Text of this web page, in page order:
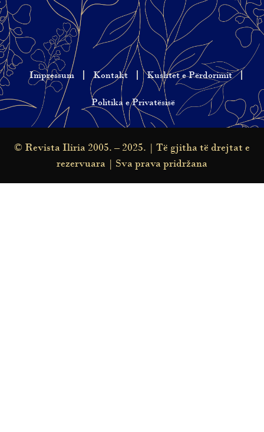
Impressum Kontakt Kushtet e Përdorimit
Politika e Privatësisë
© Revista Iliria 2005. – 2025. | Të gjitha të drejtat e
rezervuara | Sva prava pridržana